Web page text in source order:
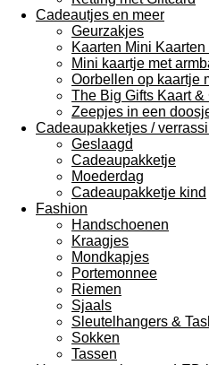
Cadeautjes en meer
Geurzakjes
Kaarten Mini
Mini kaartje met
Oorbellen op kaartje
The Big Gifts Kaart &
Zeepjes in een
Cadeaupakketjes /
Geslaagd
Cadeaupakketje
Moederdag
Cadeaupakketje kind
Fashion
Handschoenen
Kraagjes
Mondkapjes
Portemonnee
Riemen
Sjaals
Sleutelhangers &
Sokken
Tassen